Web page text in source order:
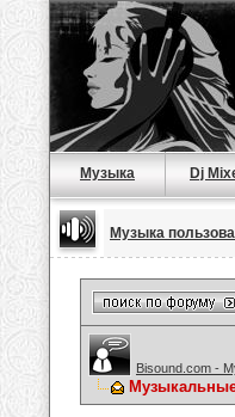
Музыка Dj
Музыка
Bisound.com -